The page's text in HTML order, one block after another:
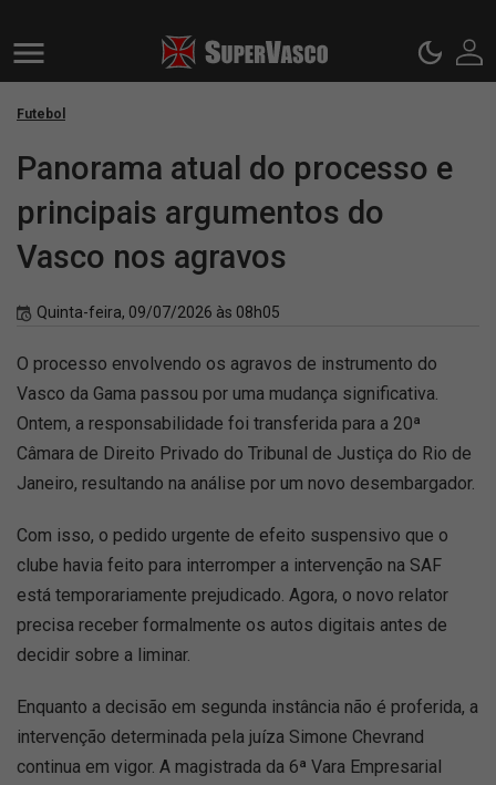
Futebol
Panorama atual do processo e
principais argumentos do
Vasco nos agravos
Quinta-feira, 09/07/2026 às 08h05
O processo envolvendo os agravos de instrumento do
Vasco da Gama passou por uma mudança significativa.
Ontem, a responsabilidade foi transferida para a 20ª
Câmara de Direito Privado do Tribunal de Justiça do Rio de
Janeiro, resultando na análise por um novo desembargador.
Com isso, o pedido urgente de efeito suspensivo que o
clube havia feito para interromper a intervenção na SAF
está temporariamente prejudicado. Agora, o novo relator
precisa receber formalmente os autos digitais antes de
decidir sobre a liminar.
Enquanto a decisão em segunda instância não é proferida, a
intervenção determinada pela juíza Simone Chevrand
continua em vigor. A magistrada da 6ª Vara Empresarial